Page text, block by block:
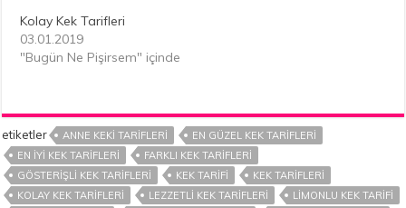
Kolay Kek Tarifleri
03.01.2019
"Bugün Ne Pişirsem" içinde
etiketler ANNE KEKI TARIFLERI
EN GÜZEL KEK TARIFLERI
EN IYI KEK TARIFLERI
FARKLI KEK TARIFLERI
GÖSTERIŞLI KEK TARIFLERI
KEK TARIFI
KEK TARIFLERI
KOLAY KEK TARIFLERI
LEZZETLI KEK TARIFLERI
LIMONLU KEK TARIFI